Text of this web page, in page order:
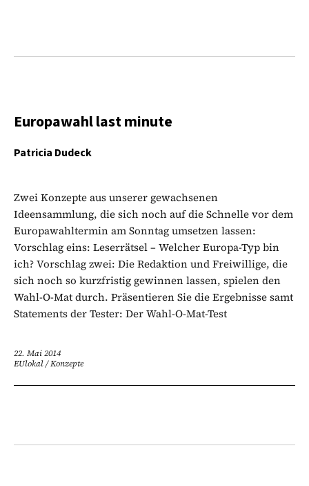
Europawahl last minute
Patricia Dudeck
Zwei Konzepte aus unserer gewachsenen
Ideensammlung, die sich noch auf die Schnelle vor dem
Europawahltermin am Sonntag umsetzen lassen:
Vorschlag eins: Leserrätsel – Welcher Europa-Typ bin
ich? Vorschlag zwei: Die Redaktion und Freiwillige, die
sich noch so kurzfristig gewinnen lassen, spielen den
Wahl-O-Mat durch. Präsentieren Sie die Ergebnisse samt
Statements der Tester: Der Wahl-O-Mat-Test
22. Mai 2014
EUlokal/Konzepte